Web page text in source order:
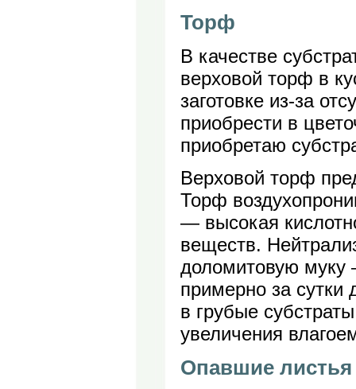
Торф
В качестве
верховой торф в
заготовке из-за
приобрести в
приобретаю
Верховой торф
Торф
— высокая
веществ.
доломитовую муку
примерно за сутки
в грубые
увеличения
Опавшие листья